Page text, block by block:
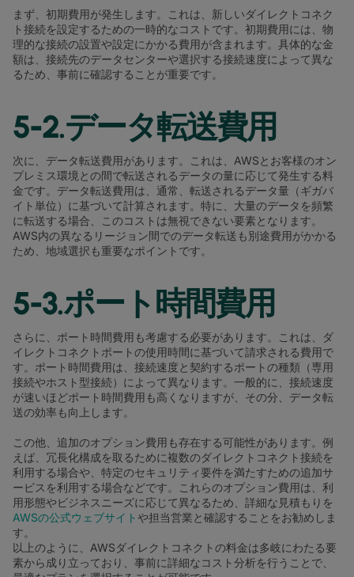
まず、初期費用が発生します。これは、新しいダイレクトコネク
ト接続を設定するための一時的なコストです。初期費用には、物
理的な接続の設置や設定にかかる費用が含まれます。具体的な金
額は、接続先のデータセンターや選択する接続速度によって異な
るため、事前に確認することが重要です。
5-2.データ転送費用
次に、データ転送費用があります。これは、AWSとお客様のオン
プレミス環境との間で転送されるデータの量に応じて発生する料
金です。データ転送費用は、通常、転送されるデータ量（ギガバ
イト単位）に基づいて計算されます。特に、大量のデータを頻繁
に転送する場合、このコストは無視できない要素となります。
AWS内の異なるリージョン間でのデータ転送も別途費用がかかる
ため、地域選択も重要なポイントです。
5-3.ポート時間費用
さらに、ポート時間費用も考慮する必要があります。これは、ダ
イレクトコネクトポートの使用時間に基づいて請求される費用で
す。ポート時間費用は、接続速度と契約するポートの種類（専用
接続やホスト型接続）によって異なります。一般的に、接続速度
が速いほどポート時間費用も高くなりますが、その分、データ転
送の効率も向上します。
この他、追加のオプション費用も存在する可能性があります。例
えば、冗長化構成を取るために複数のダイレクトコネクト接続を
利用する場合や、特定のセキュリティ要件を満たすための追加サ
ービスを利用する場合などです。これらのオプション費用は、利
用形態やビジネスニーズに応じて異なるため、詳細な見積もりを
AWSの公式ウェブサイトや担当営業と確認することをお勧めしま
す。
以上のように、AWSダイレクトコネクトの料金は多岐にわたる要
素から成り立っており、事前に詳細なコスト分析を行うことで、